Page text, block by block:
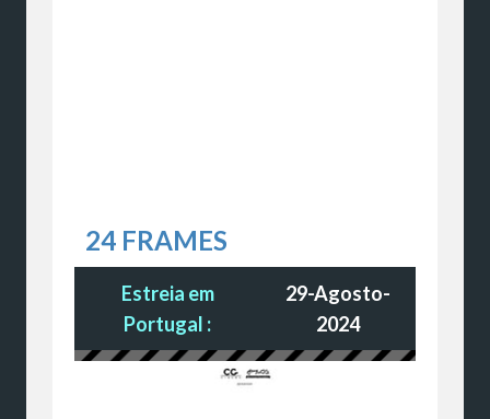
24 FRAMES
Estreia em
Portugal :
29-Agosto-
2024